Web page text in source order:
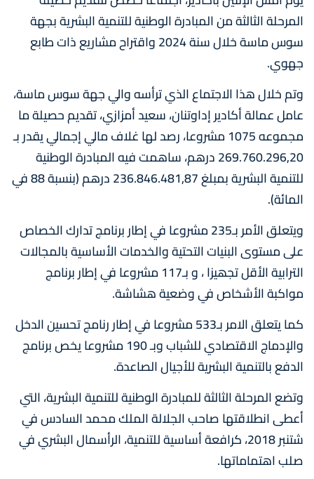
المرحلة الثالثة من المبادرة الوطنية للتنمية البشرية بجهة
سوس ماسة خلال سنة 2024 واقتراح مشاريع ذات طابع
جهوي.
وتم خلال هذا الاجتماع الذي ترأسه والي جهة سوس ماسة،
عامل عمالة أكادير إداوتنان، سعيد أمزازي، تقديم حصيلة ما
مجموعه 1075 مشروعا، رصد لها غلاف مالي إجمالي يقدر بـ
269.760.296,20 درهم، ساهمت فيه المبادرة الوطنية
للتنمية البشرية بمبلغ 236.846.481,87 درهم (بنسبة 88 في
المائة).
ويتعلق الأمر بـ235 مشروعا في إطار برنامج تدارك الخصاص
على مستوى البنیات التحتیة والخدمات الأساسیة بالمجالات
الترابیة الأقل تجھیزا ، و بـ117 مشروعا في إطار برنامج
مواكبة الأشخاص في وضعیة ھشاشة.
كما يتعلق الامر بـ533 مشروعا في إطار رنامج تحسین الدخل
والإدماج الاقتصادي للشباب وبـ 190 مشروعا يخص برنامج
الدفع بالتنمیة البشریة للأجیال الصاعدة.
وتضع المرحلة الثالثة للمبادرة الوطنية للتنمية البشرية، التي
أعطى انطلاقتها صاحب الجلالة الملك محمد السادس في
شتنبر 2018، كرافعة أساسية للتنمية، الرأسمال البشري في
صلب اهتماماتها.